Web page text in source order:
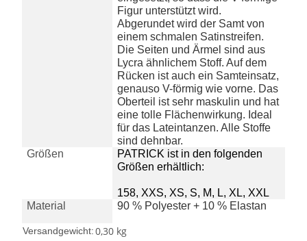
Figur unterstützt wird.
Abgerundet wird der Samt von
einem schmalen Satinstreifen.
Die Seiten und Ärmel sind aus
Lycra ähnlichem Stoff. Auf dem
Rücken ist auch ein Samteinsatz,
genauso V-förmig wie vorne. Das
Oberteil ist sehr maskulin und hat
eine tolle Flächenwirkung. Ideal
für das Lateintanzen. Alle Stoffe
sind dehnbar.
Größen
PATRICK ist in den folgenden
Größen erhältlich:
158, XXS, XS, S, M, L, XL, XXL
Material
90 % Polyester + 10 % Elastan
Versandgewicht:0,30 kg